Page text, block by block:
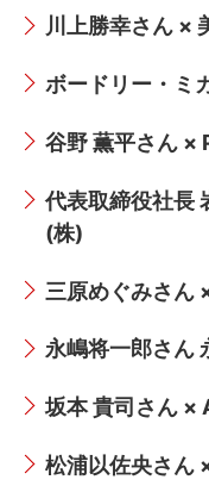
川上勝幸さん ×
ボードリー・ミ
谷野 薫平さん
代表取締役社長
(株)
三原めぐみさん
永嶋将一郎さん
坂本 貴司さん ×
松浦以佐央さん